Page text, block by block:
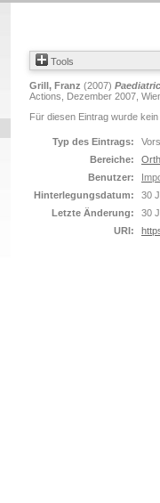
Tools
Grill, Franz (2007)
Actions, Dezember 2007,
Für diesen Eintrag wurde
Typ des Eintrags:
Bereiche:
Benutzer:
Hinterlegungsdatum:
30
Letzte Änderung:
30
URI: